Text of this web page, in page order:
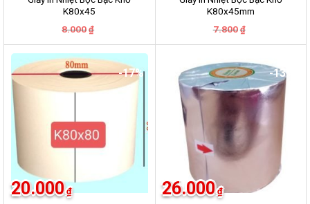
K80x45
8.000 ₫
là:
8.000₫.
tại
là:
7.000₫.
K80x45mm
7.800 ₫
là:
tại
6.500₫.
-17%
20.000 ₫
-13%
26.000 ₫